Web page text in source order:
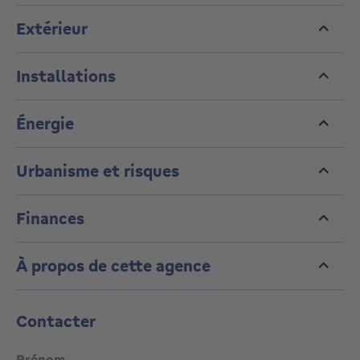
Extérieur
Installations
Énergie
Urbanisme et risques
Finances
À propos de cette agence
Contacter